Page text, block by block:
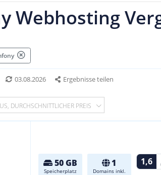
Webhosting
03.08.2026 Ergebnisse teilen
DURCHSCHNITTLICHER PREIS
50 GB
Speicherplatz
1
Domains inkl.
1,6